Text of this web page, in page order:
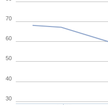
30
40
50
60
70